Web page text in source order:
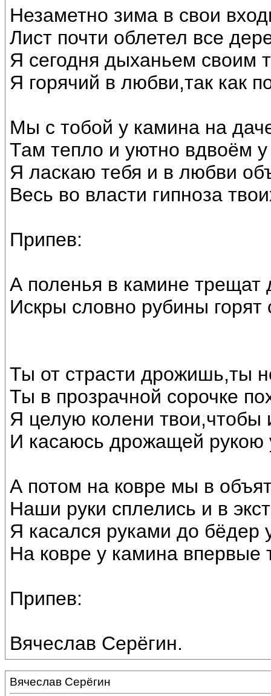
Незаметно зима в свои
Лист почти облетел все
Я сегодня дыханьем своим
Я горячий в любви,так как
Мы с тобой у камина на
Там тепло и уютно вдвоём у
Я ласкаю тебя и в любви
Весь во власти гипноза
Припев:
А поленья в камине трещат
Искры словно рубины
Ты от страсти дрожишь,ты
Ты в прозрачной сорочке
Я целую колени твои,чтобы
И касаюсь дрожащей рукою
А потом на ковре мы в
Наши руки сплелись и в
Я касался руками до бёдер
На ковре у камина впервые
Припев:
Вячеслав Серёгин.
Вячеслав Серёгин